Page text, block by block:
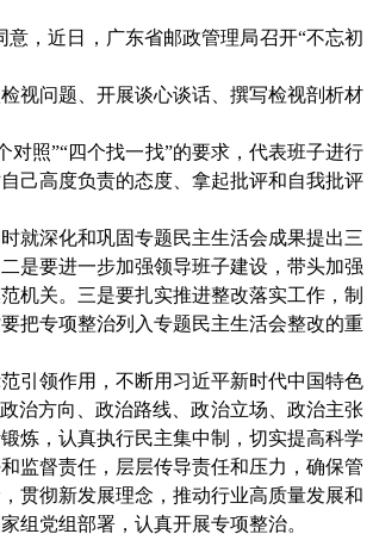
意 ，近日 ，广东省邮政管理局召开“不忘初
视问题、开展谈心谈话、 撰写检视剖析材
对照”“四个找一找”的要求， 代表班子进行
己高度负责的态度、 拿起批评和自我批评
就深化和巩固专题民主生活会成果提出三
二是要进一步加强领导班子建设 ， 带头加强
机关。 三是要扎实推进整改落实工作 ，制
要把专项整治列入专题民主生活会整改的重
引领作用， 不断用习近平新时代中国特色
治方向、政治路线、政治立场、政治主张
炼，认真执行民主集中制，切实提高科学
监督责任，层层传导责任和压力，确保管
， 贯彻新发展理念 ，推动行业高质量发展和
家组党组部署，认真开展专项整治。